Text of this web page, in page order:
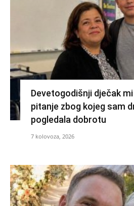
Devetogodišnji dječak
pitanje zbog kojeg sam
pogledala dobrotu
7 kolovoza, 2026